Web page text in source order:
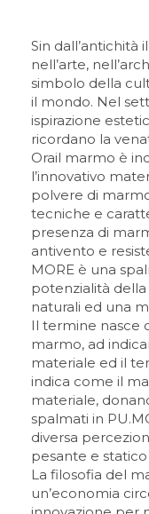
Sin dall’antichità
nell’arte,
simbolo della
il mondo. Nel
ispirazione
ricordano la
Orail marmo è
l’innovativo
polvere di
tecniche e
presenza di
antivento e
MORE è una
potenzialità
naturali ed una
Il termine nasce
marmo, ad
materiale ed il
indica come il
materiale,
spalmati in PU.
diversa
pesante e
La filosofia del
un’economia